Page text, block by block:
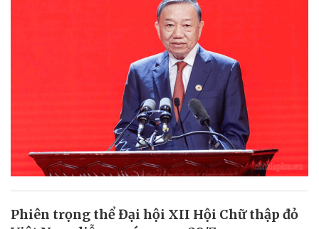
Phiên trọng thể Đại hội XII Hội Chữ thập đỏ